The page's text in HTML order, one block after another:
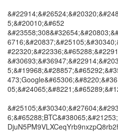
5;&#20010;&#652